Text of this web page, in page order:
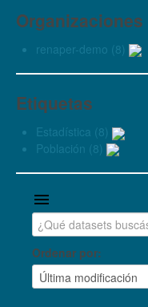
Organizaciones
renaper-demo (8)
Etiquetas
Estadística (8)
Población (8)
Ordenar por